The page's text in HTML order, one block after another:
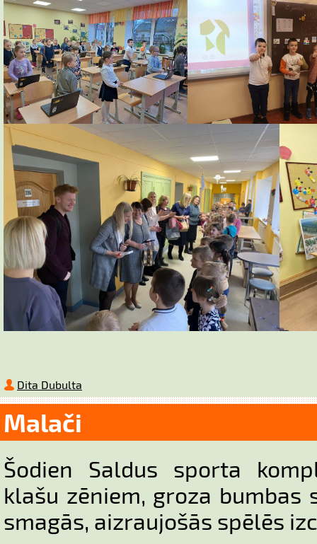
Dita Dubulta
Malači
Šodien Saldus sporta
klašu zēniem, groza bumbas
smagās, aizraujošās spēlēs